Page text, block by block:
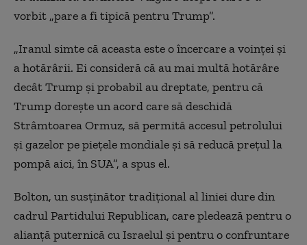
vorbit „pare a fi tipică pentru Trump”.
„Iranul simte că aceasta este o încercare a voinței și
a hotărârii. Ei consideră că au mai multă hotărâre
decât Trump și probabil au dreptate, pentru că
Trump dorește un acord care să deschidă
Strâmtoarea Ormuz, să permită accesul petrolului
și gazelor pe piețele mondiale și să reducă prețul la
pompă aici, în SUA”, a spus el.
Bolton, un susținător tradițional al liniei dure din
cadrul Partidului Republican, care pledează pentru o
alianță puternică cu Israelul și pentru o confruntare